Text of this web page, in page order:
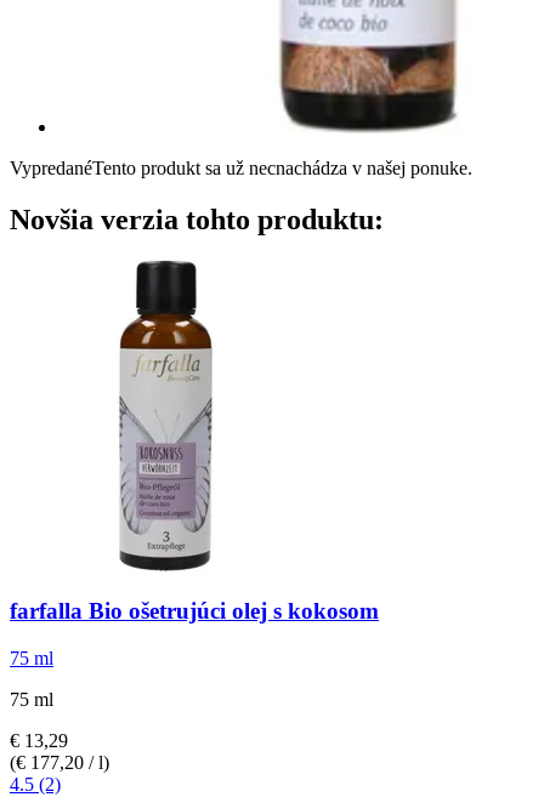
VypredanéTento produkt sa už necnachádza v našej ponuke.
Novšia verzia tohto produktu:
farfalla Bio ošetrujúci olej s kokosom
75 ml
75 ml
€ 13,29
(€ 177,20 / l)
4.5 (2)